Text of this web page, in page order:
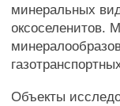
минеральных
оксоселенитов.
Объекты